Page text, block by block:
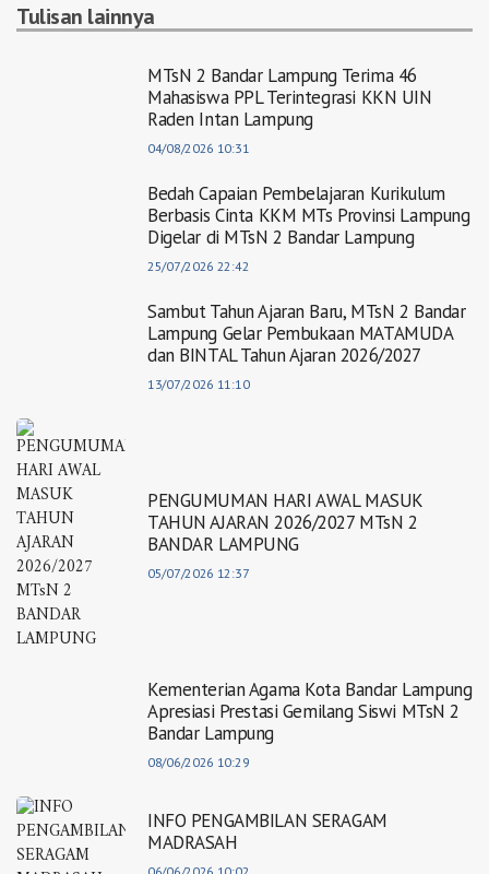
Tulisan lainnya
MTsN 2 Bandar Lampung Terima 46
Mahasiswa PPL Terintegrasi KKN UIN
Raden Intan Lampung
04/08/2026 10:31
Bedah Capaian Pembelajaran Kurikulum
Berbasis Cinta KKM MTs Provinsi Lampung
Digelar di MTsN 2 Bandar Lampung
25/07/2026 22:42
Sambut Tahun Ajaran Baru, MTsN 2 Bandar
Lampung Gelar Pembukaan MATAMUDA
dan BINTAL Tahun Ajaran 2026/2027
13/07/2026 11:10
PENGUMUMAN HARI AWAL MASUK
TAHUN AJARAN 2026/2027 MTsN 2
BANDAR LAMPUNG
05/07/2026 12:37
Kementerian Agama Kota Bandar Lampung
Apresiasi Prestasi Gemilang Siswi MTsN 2
Bandar Lampung
08/06/2026 10:29
INFO PENGAMBILAN SERAGAM
MADRASAH